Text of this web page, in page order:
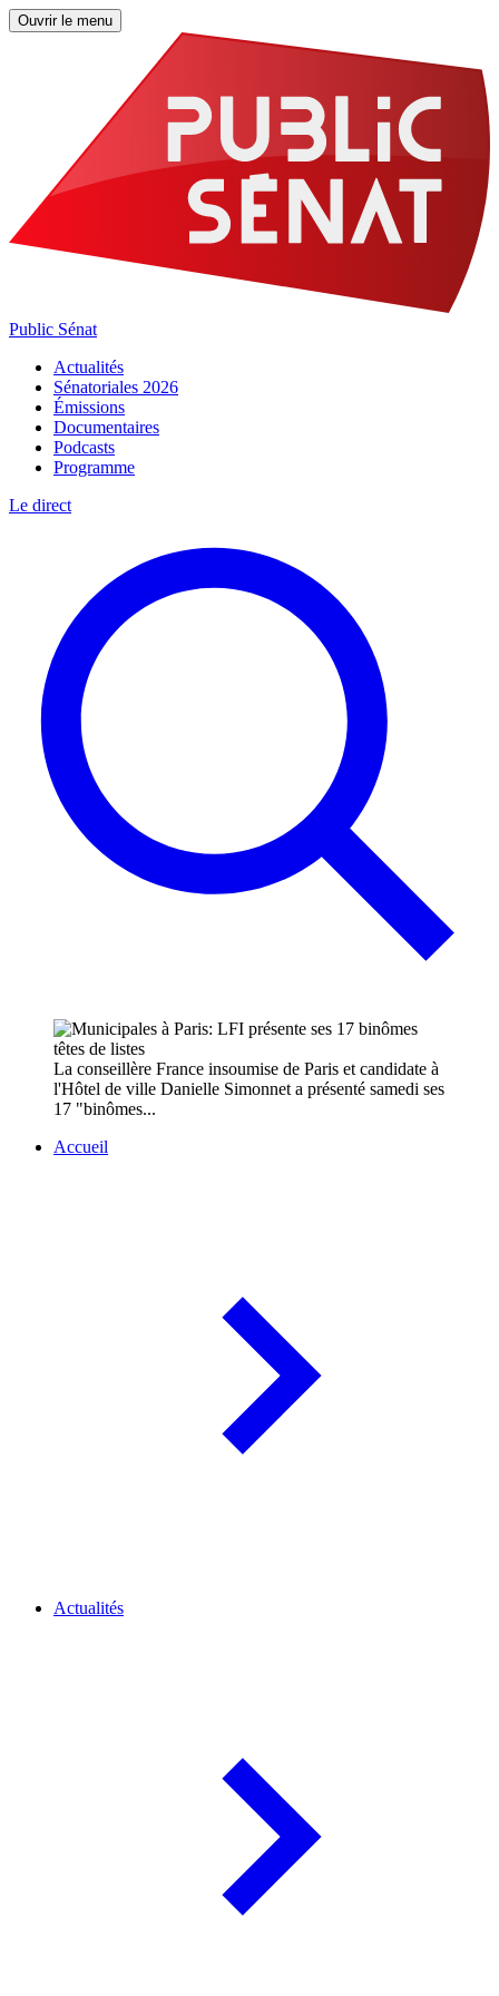
Ouvrir le menu
Public Sénat
Actualités
Sénatoriales 2026
Émissions
Documentaires
Podcasts
Programme
Le direct
La conseillère France insoumise de Paris et candidate à
l'Hôtel de ville Danielle Simonnet a présenté samedi ses
17 "binômes...
Accueil
Actualités